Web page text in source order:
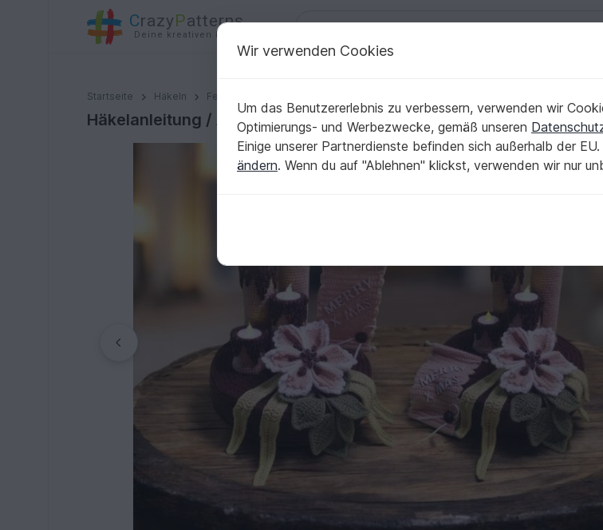
CrazyPatterns
Deine kreativen Ideen
Startseite Häkeln Festlichkeiten
Häkelanleitung / Adventsgesteck / Advent / Weihnachten
Häkelanleitung / Adventsgesteck / Advent / Weihnachten
Wir verwenden Cookies
Um das Benutzererlebnis zu verbessern, verwenden wir
Optimierungs- und Werbezwecke, gemäß unseren
Einige unserer Partnerdienste befinden sich außerhalb der
ändern. Wenn du auf "Ablehnen" klickst, verwenden wir nur